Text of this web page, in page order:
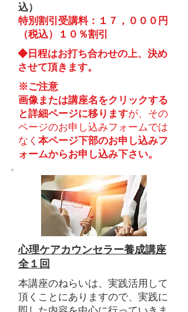
込）
特別割引受講料：１７，０００円
（税込）１０％割引
​◆日程はお打ち合わせの上、決め
させて頂きます。
※ご注意
画像または講座名をクリックする
と詳細ページに移りますが、​その
ページのお申し込みフォームでは
なく 本ページ下部のお申し込みフ
ォームからお申し込み下さい。
心理ケアカウンセラー養成講座
全１回
本講座のねらいは、実践活用して
頂くことにありますので、実践に